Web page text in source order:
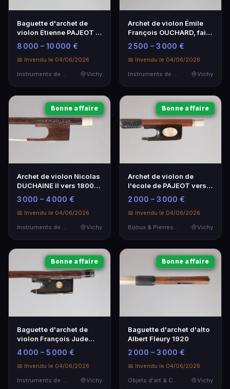
Baguette d'archet de
violon Étienne PAJEOT -
Artisanat Français
8 000 – 10 000 €
📅 Invendu le 04/06/2026
Instruments de Musique
Vichy
Archet de violon Émile
François OUCHARD, fait
vers 1900, rare
2 500 – 3 000 €
📅 Invendu le 04/06/2026
Instruments de Musique
Vichy
Bonne affaire
Archet de violon Nicolas
DUCHAINE II vers 1800-
1805, rare et authentique
3 000 – 4 000 €
📅 Invendu le 04/06/2026
Instruments de Musique
Vichy
Bonne affaire
Archet de violon de
l'école de PAJEOT vers
1830 - Artisanat
exceptionnel
2 000 – 3 000 €
📅 Invendu le 04/06/2026
Bijoux & Pierres Précieuses
Vichy
Bonne affaire
Baguette d'archet de
violon François Jude
GAULARD - Artisanat
d'exception
4 000 – 5 000 €
📅 Invendu le 04/06/2026
Instruments de Musique
Vichy
Bonne affaire
Baguette d'archet d'alto
Albert Fleury 1920
2 000 – 3 000 €
📅 Invendu le 04/06/2026
Objets d'art & Curiosités
Vichy